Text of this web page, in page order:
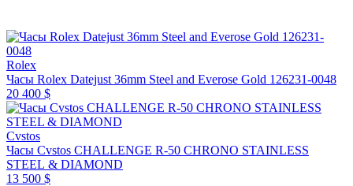
Rolex
Часы Rolex Datejust 36mm Steel and Everose Gold 126231-0048
20 400 $
Cvstos
Часы Cvstos CHALLENGE R-50 CHRONO STAINLESS
STEEL & DIAMOND
13 500 $